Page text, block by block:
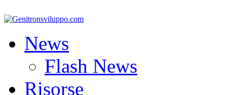
News
Flash News
Risorse